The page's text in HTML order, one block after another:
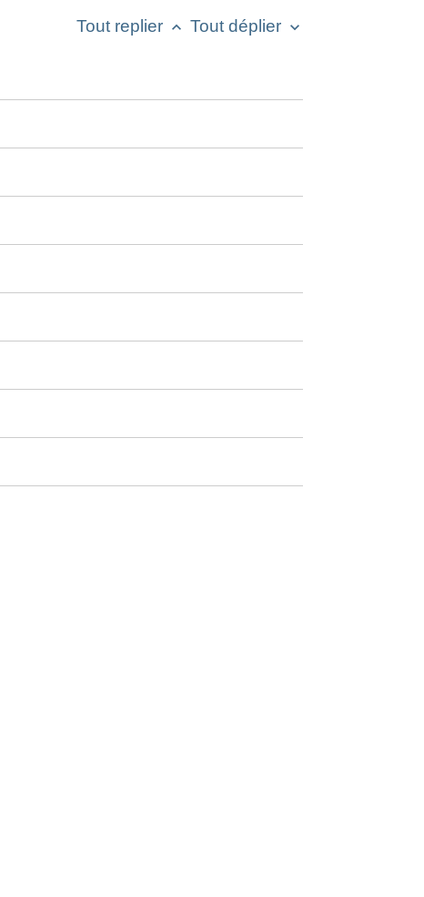
Tout replier keyboard_arrow_up Tout déplier keyboard_arrow_down